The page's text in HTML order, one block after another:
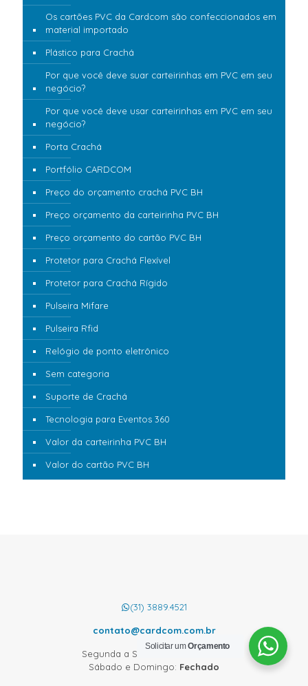
Os cartões PVC da Cardcom são confeccionados em
material importado
Plástico para Crachá
Por que você deve suar carteirinhas em PVC em seu
negócio?
Por que você deve usar carteirinhas em PVC em seu
negócio?
Porta Crachá
Portfólio CARDCOM
Preço do orçamento crachá PVC BH
Preço orçamento da carteirinha PVC BH
Preço orçamento do cartão PVC BH
Protetor para Crachá Flexível
Protetor para Crachá Rígido
Pulseira Mifare
Pulseira Rfid
Relógio de ponto eletrônico
Sem categoria
Suporte de Crachá
Tecnologia para Eventos 360
Valor da carteirinha PVC BH
Valor do cartão PVC BH
(31) 3889.4521
contato@cardcom.com.br
Segunda a Sexta:
08:00 às 18:00
Sábado e Domingo: Fechado
Solicitar umOrçamento